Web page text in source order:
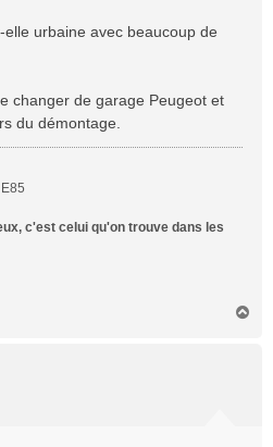
urbaine avec beaucoup de
changer de garage Peugeot et
du démontage.
c'est celui qu'on trouve dans les